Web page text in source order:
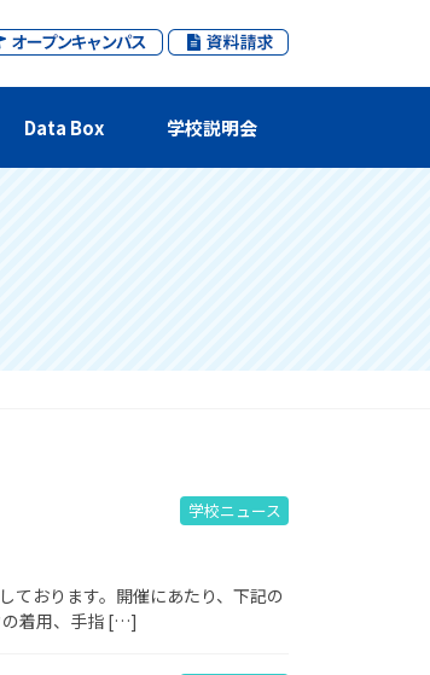
Data Box 学校説明会
学校ニュース
ております。開催にあたり、下記の
の着用、手指 […]